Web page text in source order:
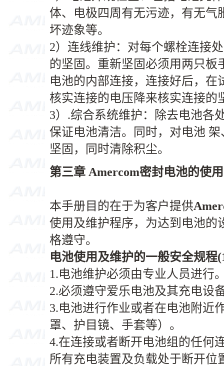
体、电极四周有无污迹，有无气
坏迹象等。
2）连线维护：对每个螺栓连接
的坚固。重新坚固必须用两只板
电池的内部连接，连接好后，在
核实连接的电压降来核实连接的
3）.综合系统维护：除去电池各
保证电池清洁。同时，对电池
坚固，同时清除积尘。
第三章 Amercom密封电池的使
本手册目的在于为客户提供
使用及维护程序，为达到电池的
格遵守。
电池使用及维护的一般安全规程
1.电池维护必须由专业人员进行
2.必须遵守爱乐电池及其充电设
3.电池进行作业或者在电池附近
罩、护目镜、手套等）。
4.在连接或者断开电池组的任何
所有充电装置及负载处于断开位